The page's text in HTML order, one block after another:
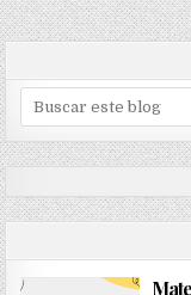
e
a
r
c
h
o
r